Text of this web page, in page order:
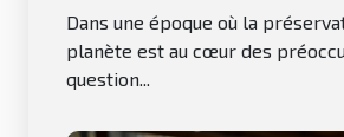
l'environnement
Dans une époque où la
planète est au cœur des
question...